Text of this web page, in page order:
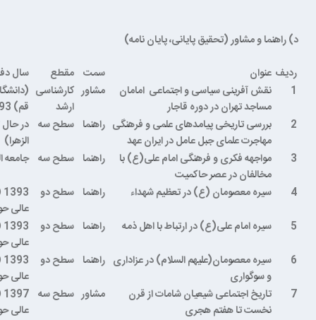
د) راهنما و مشاور (تحقیق پایانی، پایان نامه)
ردیف عنوان سمت مقطع
سال
1
نقش آفرینی سیاسی و اجتماعی امامان
مساجد تهران در دوره قاجار
مشاور کارشناسی
ارشد
قم) 1393
2
بررسی تاریخی پیامدهای علمی و فرهنگی
مهاجرت علمای جبل عامل در ایران عهد
راهنما سطح سه در
الزهرا)
3
مواجهه‌ فکری و فرهنگی امام علی(ع) با
مخالفان در عصر حاکمیت
راهنما سطح سه جامعه
4
سیره معصومان (ع) در تعظیم شهداء راهنما سطح دو
عالی
5
سیره امام علی(ع) در ارتباط با اهل ذمه راهنما سطح دو
عالی
6
سیره معصومان(علیهم السلام) در عزاداری
و سوگواری
راهنما سطح دو
عالی
7
تاریخ اجتماعی شیعیان شامات از قرن
نخست تا هفتم هجری
مشاور سطح سه
عالی